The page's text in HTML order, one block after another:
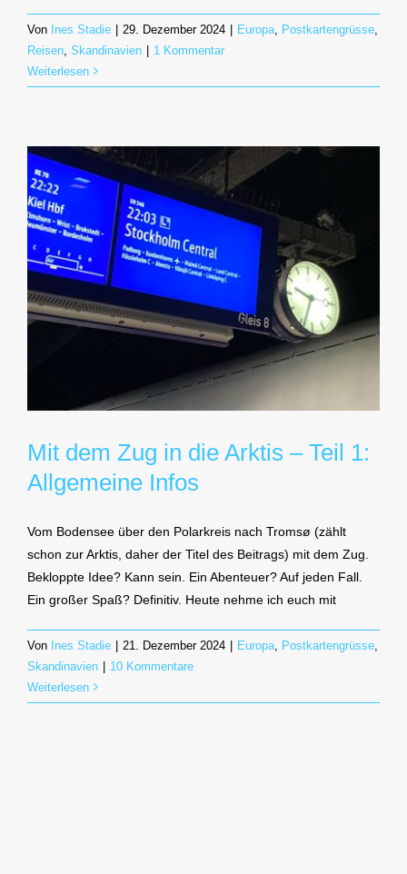
Von Ines Stadie | 29. Dezember 2024 | Europa Postkartengrüsse
Reisen Skandinavien | 1 Kommentar
Weiterlesen
Mit dem Zug in die Arktis – Teil 1:
Allgemeine Infos
Vom Bodensee über den Polarkreis nach Tromsø (zählt
schon zur Arktis, daher der Titel des Beitrags) mit dem Zug.
Bekloppte Idee? Kann sein. Ein Abenteuer? Auf jeden Fall.
Ein großer Spaß? Definitiv. Heute nehme ich euch mit
Von Ines Stadie | 21. Dezember 2024 | Europa Postkartengrüsse
Skandinavien | 10 Kommentare
Weiterlesen